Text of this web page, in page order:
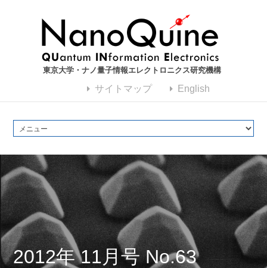
東京大学・ナノ量子情報エレクトロニクス研究機構
サイトマップ English
2012年 11月号 No.63